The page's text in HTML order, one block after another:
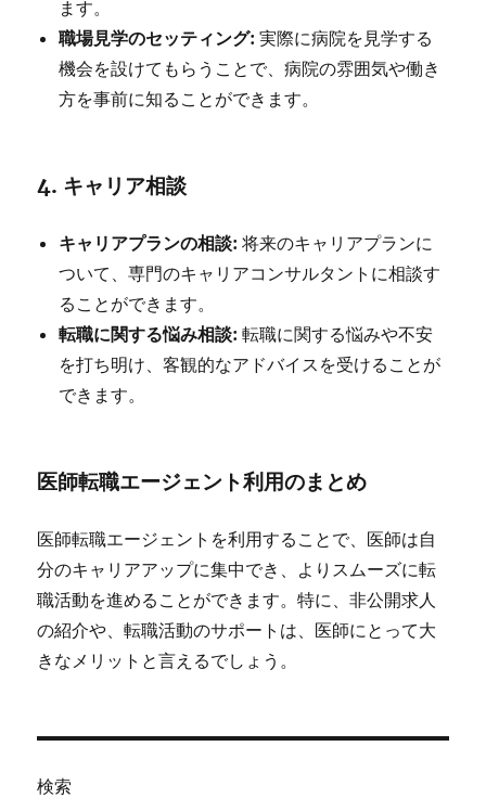
ます。
職場見学のセッティング: 実際に病院を見学する
機会を設けてもらうことで、病院の雰囲気や働き
方を事前に知ることができます。
4. キャリア相談
キャリアプランの相談: 将来のキャリアプランに
ついて、専門のキャリアコンサルタントに相談す
ることができます。
転職に関する悩み相談: 転職に関する悩みや不安
を打ち明け、客観的なアドバイスを受けることが
できます。
医師転職エージェント利用のまとめ
医師転職エージェントを利用することで、医師は自
分のキャリアアップに集中でき、よりスムーズに転
職活動を進めることができます。特に、非公開求人
の紹介や、転職活動のサポートは、医師にとって大
きなメリットと言えるでしょう。
検索